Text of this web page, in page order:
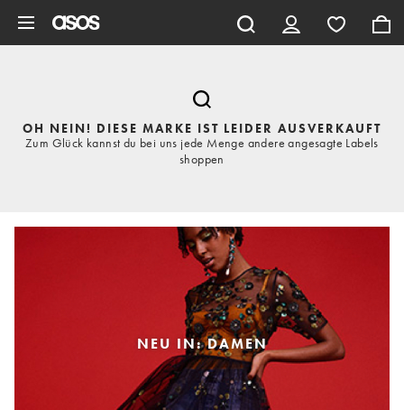
OH NEIN! DIESE MARKE IST LEIDER AUSVERKAUFT
Zum Glück kannst du bei uns jede Menge andere angesagte Labels
shoppen
NEU IN: DAMEN